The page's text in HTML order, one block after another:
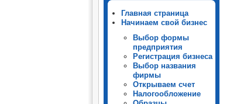
Главная страница
Начинаем свой бизнес
Выбор формы
предприятия
Регистрация бизнеса
Выбор названия
фирмы
Открываем счет
Налогообложение